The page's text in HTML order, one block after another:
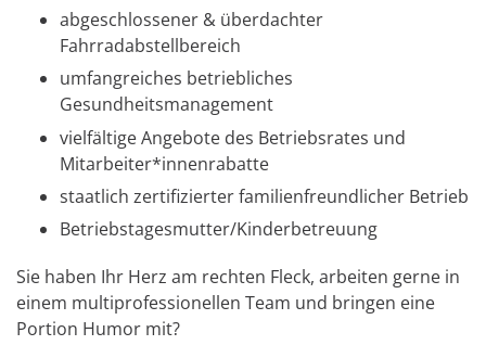
abgeschlossener & überdachter
Fahrradabstellbereich
umfangreiches betriebliches
Gesundheitsmanagement
vielfältige Angebote des Betriebsrates und
Mitarbeiter*innenrabatte
staatlich zertifizierter familienfreundlicher Betrieb
Betriebstagesmutter/Kinderbetreuung
Sie haben Ihr Herz am rechten Fleck, arbeiten gerne in
einem multiprofessionellen Team und bringen eine
Portion Humor mit?